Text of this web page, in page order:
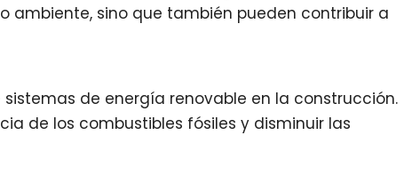
ambiente, sino que también pueden contribuir a
de energía renovable en la construcción.
de los combustibles fósiles y disminuir las